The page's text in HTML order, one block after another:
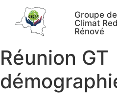
Groupe
Climat
Rénové
Réunion GT